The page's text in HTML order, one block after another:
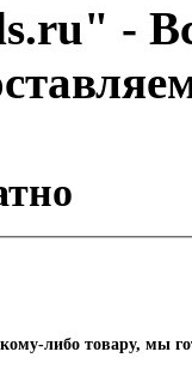
-
либо товару, мы